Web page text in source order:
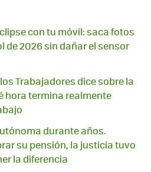
con tu móvil: saca fotos
de 2026 sin dañar el sensor
Trabajadores dice sobre la
hora termina realmente
durante años.
su pensión, la justicia tuvo
la diferencia